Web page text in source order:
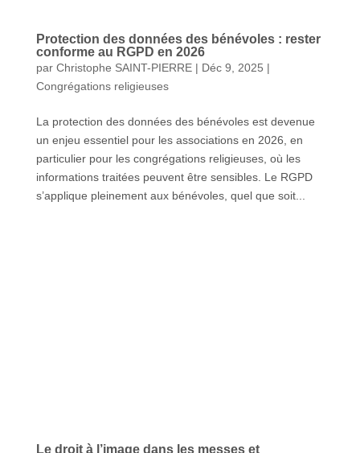
Protection des données des bénévoles : rester
conforme au RGPD en 2026
par Christophe SAINT-PIERRE| Déc 9, 2025 |
Congrégations religieuses
La protection des données des bénévoles est devenue
un enjeu essentiel pour les associations en 2026, en
particulier pour les congrégations religieuses, où les
informations traitées peuvent être sensibles. Le RGPD
s’applique pleinement aux bénévoles, quel que soit...
Le droit à l’image dans les messes et